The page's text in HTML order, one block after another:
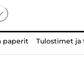
paperit Tulostimet